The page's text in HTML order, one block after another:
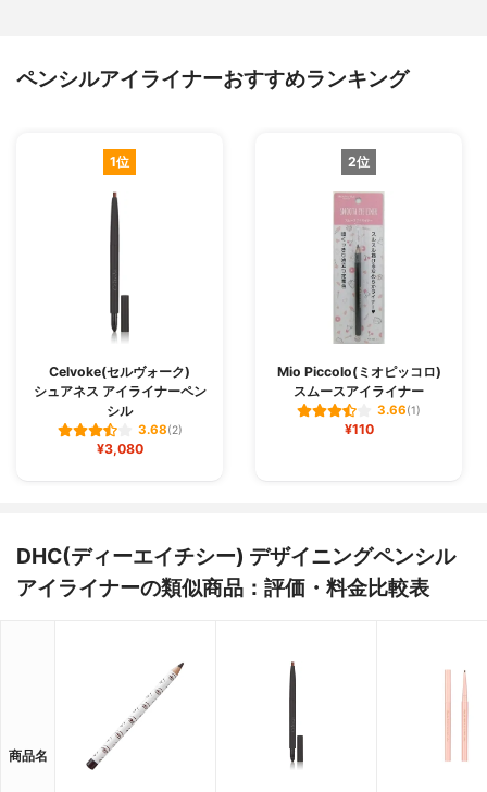
ペンシルアイライナーおすすめランキング
1位
Celvoke(セルヴォーク)
シュアネス アイライナーペン
シル
3.68(2)
¥3,080
2位
Mio Piccolo(ミオピッコロ)
スムースアイライナー
3.66(1)
¥110
DHC(ディーエイチシー) デザイニングペンシル
アイライナーの類似商品：評価・料金比較表
商品名